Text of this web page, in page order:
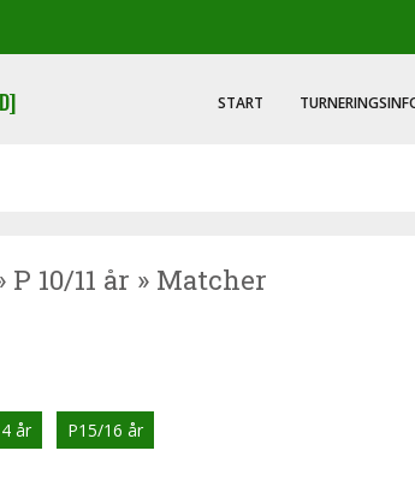
START
P 10/11 år » Matcher
år P15/16 år